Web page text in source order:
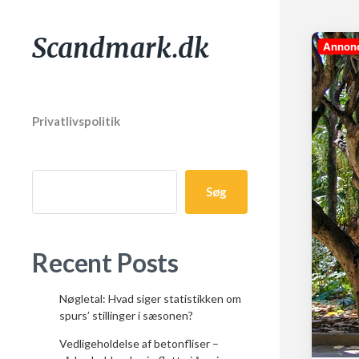
Scandmark.dk
Privatlivspolitik
Søg
Recent Posts
Nøgletal: Hvad siger statistikken om
spurs’ stillinger i sæsonen?
Vedligeholdelse af betonfliser –